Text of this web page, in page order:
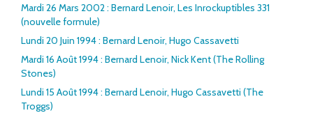
Mardi 26 Mars 2002 : Bernard Lenoir, Les Inrockuptibles 331
(nouvelle formule)
Lundi 20 Juin 1994 : Bernard Lenoir, Hugo Cassavetti
Mardi 16 Août 1994 : Bernard Lenoir, Nick Kent (The Rolling
Stones)
Lundi 15 Août 1994 : Bernard Lenoir, Hugo Cassavetti (The
Troggs)